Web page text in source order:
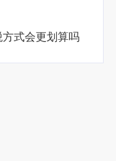
式会更划算吗